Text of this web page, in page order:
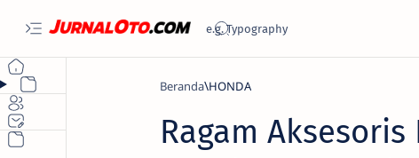
Beranda HONDA
Ragam Aksesoris